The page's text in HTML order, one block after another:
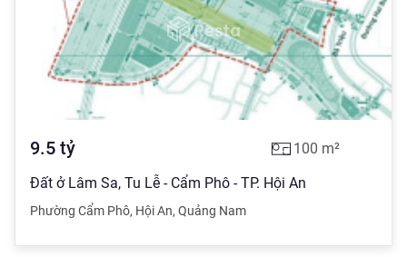
9.5 tỷ 100 m²
Đất ở Lâm Sa, Tu Lễ - Cẩm Phô - TP. Hội An
Phường Cẩm Phô, Hội An, Quảng Nam